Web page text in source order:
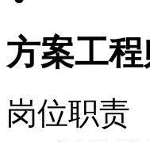
方案工
岗位职责